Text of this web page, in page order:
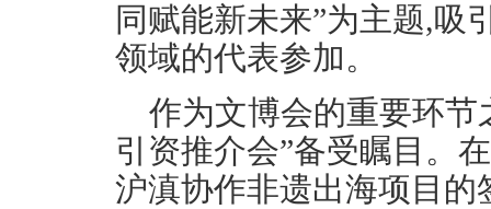
同赋能新未来”为主题,吸
领域的代表参加。
作为文博会的重要环节
引资推介会”备受瞩目。
沪滇协作非遗出海项目